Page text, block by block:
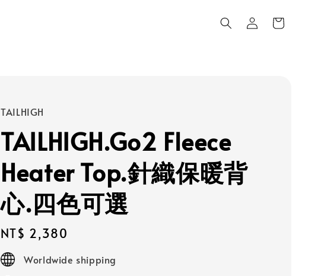
TAILHIGH
TAILHIGH.Go2 Fleece
Heater Top.針織保暖背
心.四色可選
Regular
price
NT$ 2,380
Worldwide shipping